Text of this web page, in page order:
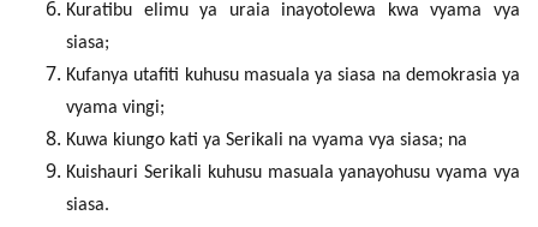
Kuratibu elimu ya uraia inayotolewa kwa vyama vya
siasa;
Kufanya utafiti kuhusu masuala ya siasa na demokrasia ya
vyama vingi;
Kuwa kiungo kati ya Serikali na vyama vya siasa; na
Kuishauri Serikali kuhusu masuala yanayohusu vyama vya
siasa.